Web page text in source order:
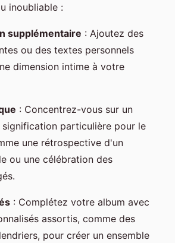
inoubliable :
supplémentaire : Ajoutez des
ou des textes personnels
dimension intime à votre
: Concentrez-vous sur un
signification particulière pour le
une rétrospective d'un
ou une célébration des
: Complétez votre album avec
assortis, comme des
pour créer un ensemble